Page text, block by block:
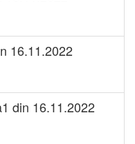
16.11.2022
din 16.11.2022